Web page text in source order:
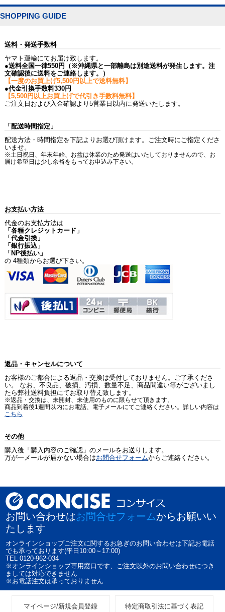
SHOPPING GUIDE
送料・発送手数料
ヤマト運輸にてお届け致します。
●送料全国一律550円（※沖縄県と一部離島は別途送料が発生します。注
文確認後に送料をご連絡します。）
【一度のお買上げ5,500円以上で送料無料】
●代金引換手数料330円
【5,500円以上お買上げで代引き手数料無料】
ご注文日および入金確認より5営業日以内に発送いたします。
「配送時間指定」
配送方法・時間指定を下記よりお選び頂けます。ご注文時にご指定くださ
いませ。
※土日祝日、年末年始、お盆は休業のため発送はいたしておりませんので、お
届け希望日は少し余裕をもってお申込み下さい。
お支払い方法
代金のお支払方法は
「各種クレジットカード」
「代金引換」
「銀行振込」
「NP後払い」
の 4種類からお選び下さい。
返品・キャンセルについて
お客様のご都合による返品・交換は受付しておりません。ご了承くださ
い。 なお、不良品、破損、汚損、数量不足、商品間違い等がございまし
たら弊社送料負担にてお取り替え致します。
※返品・交換は、未開封、未使用のものに限らせて頂きます。
商品到着後1週間以内にお電話、電子メールにてご連絡ください。詳しい内容は
こちら
その他
購入後「購入内容のご確認」のメールをお送りします。
万が一メールが届かない場合はお問合せフォームからご連絡ください。
お問い合わせはお問合せフォームからお願いい
たします
オンラインショップご注文に関するお急ぎのお問い合わせは下記お電話
でも承っております(平日10:00～17:00)
TEL 0120-962-034
※オンラインショップ専用窓口です、ご注文以外のお問い合わせにつき
ましては対応できません
※お電話注文は承っておりません
マイページ/新規会員登録 特定商取引法に基づく表記